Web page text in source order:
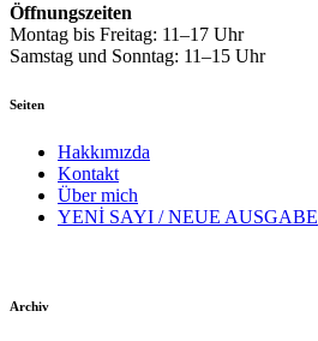
Öffnungszeiten
Montag bis Freitag: 11–17 Uhr
Samstag und Sonntag: 11–15 Uhr
Seiten
Hakkımızda
Kontakt
Über mich
YENİ SAYI / NEUE AUSGABE
Archiv